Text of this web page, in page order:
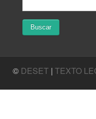
© DESET | TEXTO